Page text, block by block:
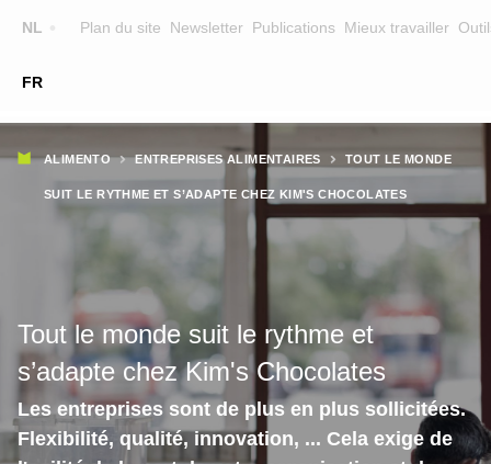
NL
FR
Plan du site Newsletter Publications Mieux travailler
Main
navigation
SUR ALIMENTO
CONTACT
Fil
d'Ariane
ALIMENTO ENTREPRISES ALIMENTAIRES TOUT LE MONDE
SUIT LE RYTHME ET S’ADAPTE CHEZ KIM'S CHOCOLATES
Tout le monde suit le rythme et
s’adapte chez Kim's Chocolates
Les entreprises sont de plus en plus sollicitées.
Flexibilité, qualité, innovation, ... Cela exige de